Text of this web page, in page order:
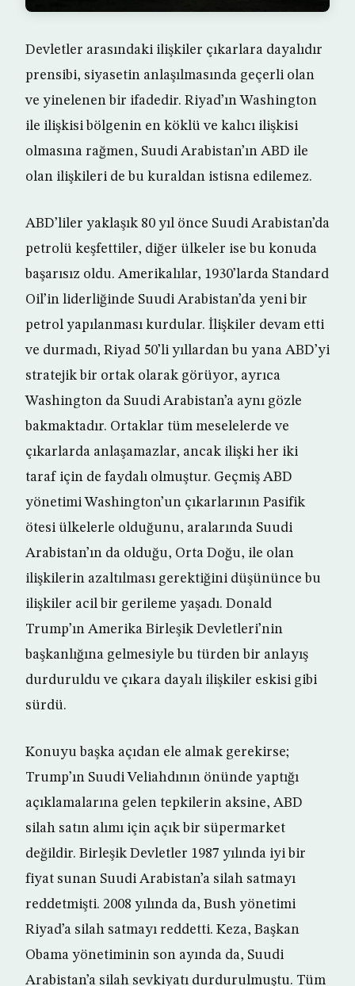
Devletler arasındaki ilişkiler çıkarlara dayalıdır
prensibi, siyasetin anlaşılmasında geçerli olan
ve yinelenen bir ifadedir. Riyad’ın Washington
ile ilişkisi bölgenin en köklü ve kalıcı ilişkisi
olmasına rağmen, Suudi Arabistan’ın ABD ile
olan ilişkileri de bu kuraldan istisna edilemez.
ABD’liler yaklaşık 80 yıl önce Suudi Arabistan’da
petrolü keşfettiler, diğer ülkeler ise bu konuda
başarısız oldu. Amerikalılar, 1930’larda Standard
Oil’in liderliğinde Suudi Arabistan’da yeni bir
petrol yapılanması kurdular. İlişkiler devam etti
ve durmadı, Riyad 50’li yıllardan bu yana ABD’yi
stratejik bir ortak olarak görüyor, ayrıca
Washington da Suudi Arabistan’a aynı gözle
bakmaktadır. Ortaklar tüm meselelerde ve
çıkarlarda anlaşamazlar, ancak ilişki her iki
taraf için de faydalı olmuştur. Geçmiş ABD
yönetimi Washington’un çıkarlarının Pasifik
ötesi ülkelerle olduğunu, aralarında Suudi
Arabistan’ın da olduğu, Orta Doğu, ile olan
ilişkilerin azaltılması gerektiğini düşününce bu
ilişkiler acil bir gerileme yaşadı. Donald
Trump’ın Amerika Birleşik Devletleri’nin
başkanlığına gelmesiyle bu türden bir anlayış
durduruldu ve çıkara dayalı ilişkiler eskisi gibi
sürdü.
Konuyu başka açıdan ele almak gerekirse;
Trump’ın Suudi Veliahdının önünde yaptığı
açıklamalarına gelen tepkilerin aksine, ABD
silah satın alımı için açık bir süpermarket
değildir. Birleşik Devletler 1987 yılında iyi bir
fiyat sunan Suudi Arabistan’a silah satmayı
reddetmişti. 2008 yılında da, Bush yönetimi
Riyad’a silah satmayı reddetti. Keza, Başkan
Obama yönetiminin son ayında da, Suudi
Arabistan’a silah sevkiyatı durdurulmuştu. Tüm